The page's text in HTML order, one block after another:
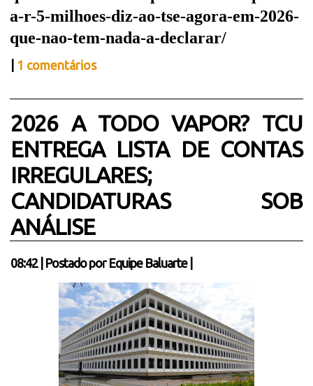
a-r-5-milhoes-diz-ao-tse-agora-em-2026-
que-nao-tem-nada-a-declarar/
1 comentários
2026 A TODO VAPOR? TCU
ENTREGA LISTA DE CONTAS
IRREGULARES;
CANDIDATURAS SOB
ANÁLISE
08:42| Postado por Equipe Baluarte